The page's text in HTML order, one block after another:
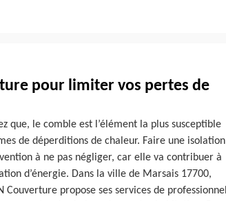
pour limiter vos pertes de
que, le comble est l’élément la plus susceptible
de déperditions de chaleur. Faire une isolation
à ne pas négliger, car elle va contribuer à
d’énergie. Dans la ville de Marsais 17700,
Couverture propose ses services de professionnel